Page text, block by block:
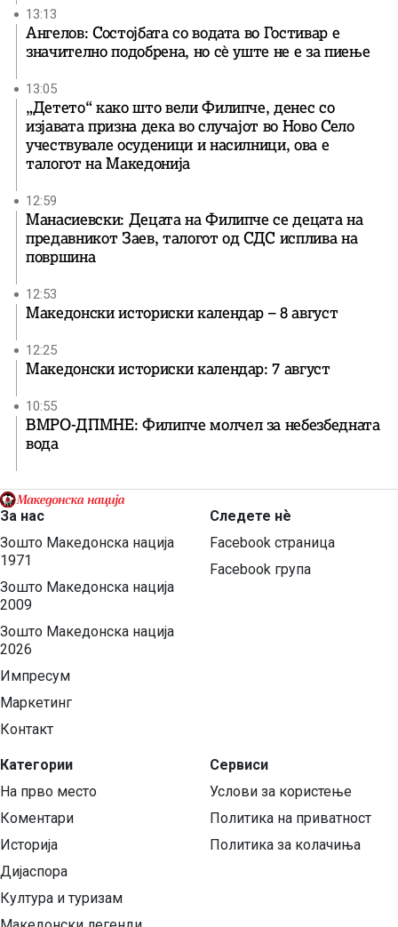
13:13
Ангелов: Состојбата со водата во Гостивар е
значително подобрена, но сè уште не е за пиење
13:05
„Детето“ како што вели Филипче, денес со
изјавата призна дека во случајот во Ново Село
учествувале осуденици и насилници, ова е
талогот на Македонија
12:59
Манасиевски: Децата на Филипче се децата на
предавникот Заев, талогот од СДС исплива на
површина
12:53
Македонски историски календар – 8 август
12:25
Македонски историски календар: 7 август
10:55
ВМРО-ДПМНЕ: Филипче молчел за небезбедната
вода
За нас
Зошто Македонска нација
1971
Зошто Македонска нација
2009
Зошто Македонска нација
2026
Импресум
Маркетинг
Контакт
Категории
На прво место
Коментари
Историја
Дијаспора
Култура и туризам
Следете нѐ
Facebook страница
Facebook група
Сервиси
Услови за користење
Политика на приватност
Политика за колачиња